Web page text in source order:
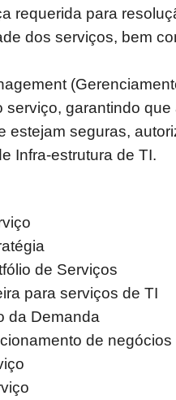
requerida para
dos serviços, bem
serviço, garantindo
estejam seguras,
Infra-estrutura de TI.
de Serviços
para serviços de TI
da Demanda
de negócios